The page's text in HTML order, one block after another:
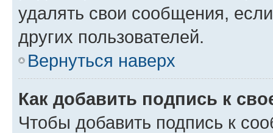
удалять свои сообщения,
других пользователей.
Вернуться наверх
Как добавить подпись к
Чтобы добавить подпись к